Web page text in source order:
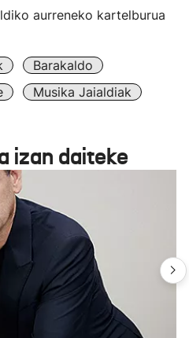
aurreneko kartelburua
Barakaldo
Musika Jaialdiak
izan daiteke